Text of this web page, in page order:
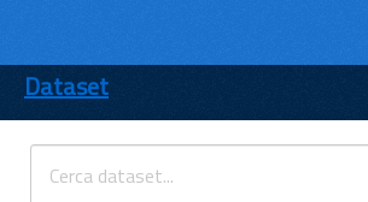
ENTI
TEMI
INFORMAZIONI
Dataset